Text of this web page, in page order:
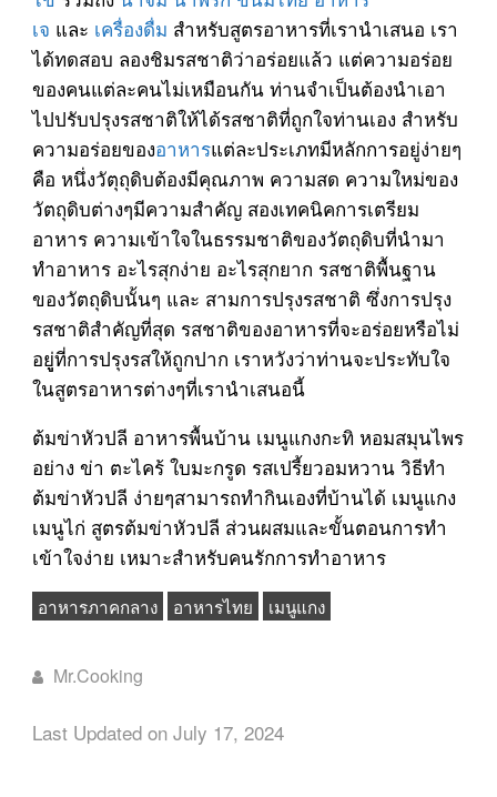
เจ และ เครื่องดื่ม สำหรับสูตรอาหารที่เรานำเสนอ เรา
ได้ทดสอบ ลองชิมรสชาติว่าอร่อยแล้ว แต่ความอร่อย
ของคนแต่ละคนไม่เหมือนกัน ท่านจำเป็นต้องนำเอา
ไปปรับปรุงรสชาติให้ได้รสชาติที่ถูกใจท่านเอง สำหรับ
ความอร่อยของอาหารแต่ละประเภทมีหลักการอยู่ง่ายๆ
คือ หนึ่งวัตุถุดิบต้องมีคุณภาพ ความสด ความใหม่ของ
วัตถุดิบต่างๆมีความสำคัญ สองเทคนิคการเตรียม
อาหาร ความเข้าใจในธรรมชาติของวัตถุดิบที่นำมา
ทำอาหาร อะไรสุกง่าย อะไรสุกยาก รสชาติพื้นฐาน
ของวัตถุดิบนั้นๆ และ สามการปรุงรสชาติ ซึ่งการปรุง
รสชาติสำคัญที่สุด รสชาติของอาหารที่จะอร่อยหรือไม่
อยูู่ที่การปรุงรสให้ถูกปาก เราหวังว่าท่านจะประทับใจ
ในสูตรอาหารต่างๆที่เรานำเสนอนี้
ต้มข่าหัวปลี อาหารพื้นบ้าน เมนูแกงกะทิ หอมสมุนไพร
อย่าง ข่า ตะไคร้ ใบมะกรูด รสเปรี้ยวอมหวาน วิธีทำ
ต้มข่าหัวปลี ง่ายๆสามารถทำกินเองที่บ้านได้ เมนูแกง
เมนูไก่ สูตรต้มข่าหัวปลี ส่วนผสมและขั้นตอนการทำ
เข้าใจง่าย เหมาะสำหรับคนรักการทำอาหาร
อาหารภาคกลาง อาหารไทย เมนูแกง
Mr.Cooking
Last Updated on July 17, 2024